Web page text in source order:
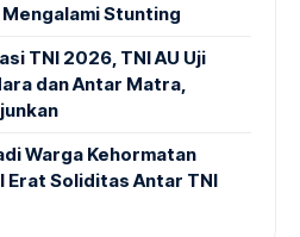
Stunting
TNI 2026, TNI AU Uji
dan Antar Matra,
Warga Kehormatan
Erat Soliditas Antar TNI